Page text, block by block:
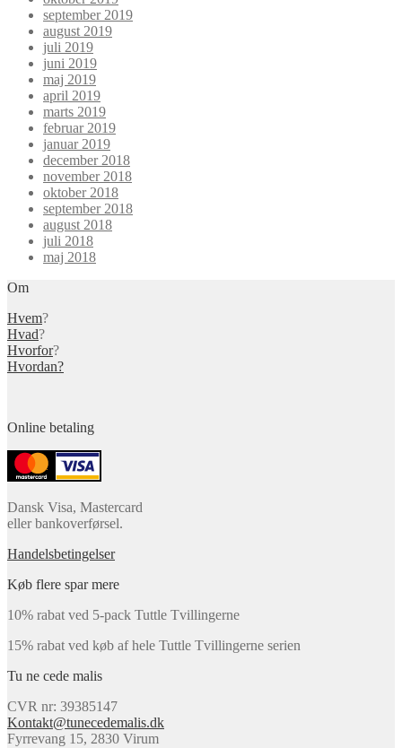
september 2019
august 2019
juli 2019
juni 2019
maj 2019
april 2019
marts 2019
februar 2019
januar 2019
december 2018
november 2018
oktober 2018
september 2018
august 2018
juli 2018
maj 2018
Om
Hvem?
Hvad?
Hvorfor?
Hvordan?
Online betaling
Dansk Visa, Mastercard
eller bankoverførsel.
Handelsbetingelser
Køb flere spar mere
10% rabat ved 5-pack Tuttle Tvillingerne
15% rabat ved køb af hele Tuttle Tvillingerne serien
Tu ne cede malis
CVR nr: 39385147
Kontakt@tunecedemalis.dk
Fyrrevang 15, 2830 Virum